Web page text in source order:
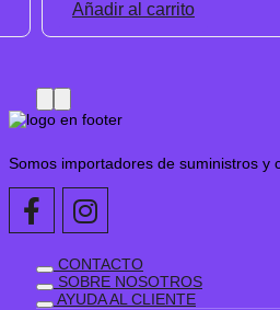
Añadir al carrito
Somos importadores de suministros y
CONTACTO
SOBRE NOSOTROS
AYUDA AL CLIENTE